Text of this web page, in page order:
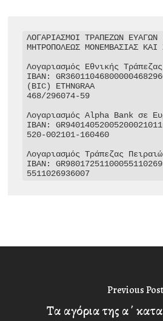
ΛΟΓΑΡΙΑΣΜΟΙ ΤΡΑΠΕΖΩΝ ΕΥΑΓΩΝ
ΜΗΤΡΟΠΟΛΕΩΣ ΜΟΝΕΜΒΑΣΙΑΣ ΚΑΙ
Λογαριασμός Εθνικής
IBAN:
(BIC) ETHNGRAA
468/296074-59
Λογαριασμός Alpha Bank σε
IBAN:
520-002101-160460
Λογαριασμός Τράπεζας
IBAN:
5511026936007
Previous Post
Τα αγόρια της α΄